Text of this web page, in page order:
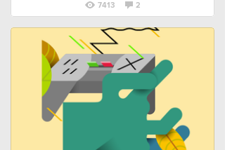
7413 2